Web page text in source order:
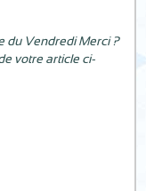
du Vendredi Merci ?
votre article ci-